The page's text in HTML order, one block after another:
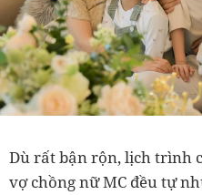
Dù rất bận rộn, lịch trình
vợ chồng nữ MC đều tự